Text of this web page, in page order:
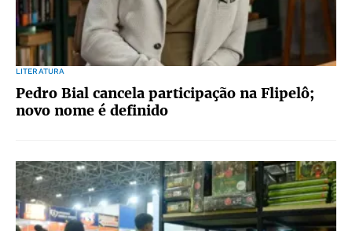
LITERATURA
Pedro Bial cancela participação na Flipelô;
novo nome é definido